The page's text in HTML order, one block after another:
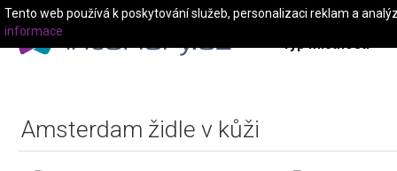
Typ místnosti
Amsterdam židle v kůži
Tento web používá k poskytování služeb, personalizaci reklam a
informace